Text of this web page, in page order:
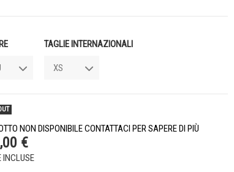
TAGLIE INTERNAZIONALI
NON DISPONIBILE CONTATTACI PER SAPERE DI PIÙ
€
INCLUSE